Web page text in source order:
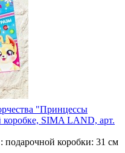
"Принцессы
SIMA LAND, арт.
подарочной коробки: 31 см